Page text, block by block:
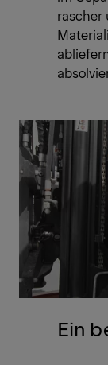
rascher
Ein